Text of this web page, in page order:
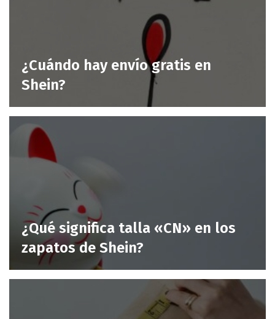
¿Cuándo hay envío gratis en
Shein?
¿Qué significa talla «CN» en los
zapatos de Shein?